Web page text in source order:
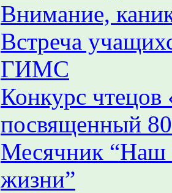
Внимание,
Встреча
ГИМС
Конкурс
посвященный
Месячник “Наш
жизни”